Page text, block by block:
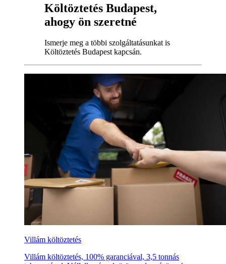
Költöztetés Budapest,
ahogy ön szeretné
Ismerje meg a többi szolgáltatásunkat is
Költöztetés Budapest kapcsán.
Villám költöztetés
Villám költöztetés, 100% garanciával, 3,5 tonnás